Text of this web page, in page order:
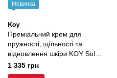
Новинка
Koy
Преміальний крем для
пружності, щільності та
відновлення шкіри KOY Solid
Platinum NMN Youth Renewal
Cream Mini , 10 мл
1 335 грн